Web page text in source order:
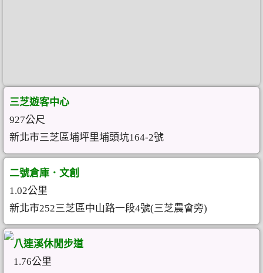
三芝遊客中心
927公尺
新北市三芝區埔坪里埔頭坑164-2號
二號倉庫．文創
1.02公里
新北市252三芝區中山路一段4號(三芝農會旁)
八連溪休閒步道
1.76公里